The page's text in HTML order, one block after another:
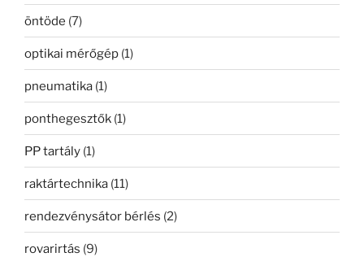
öntöde (7)
optikai mérőgép (1)
pneumatika (1)
ponthegesztők (1)
PP tartály (1)
raktártechnika (11)
rendezvénysátor bérlés (2)
rovarirtás (9)